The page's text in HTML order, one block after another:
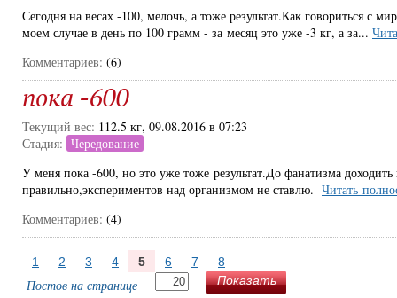
Сегодня на весах -100, мелочь, а тоже результат.Как говориться с
моем случае в день по 100 грамм - за месяц это уже -3 кг, а за...
Комментариев: (6)
пока -600
Текущий вес: 112.5 кг, 09.08.2016 в 07:23
Стадия: Чередование
У меня пока -600, но это уже тоже результат.До фанатизма доходить
правильно,экспериментов над организмом не ставлю. Читать
Комментариев: (4)
1 2 3 4 5 6 7 8
Постов на странице Показать